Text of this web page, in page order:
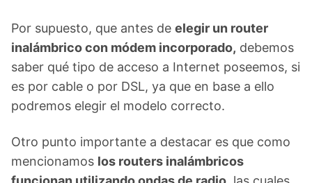
Por supuesto, que antes de elegir un router
inalámbrico con módem incorporado, debemos
saber qué tipo de acceso a Internet poseemos, si
es por cable o por DSL, ya que en base a ello
podremos elegir el modelo correcto.
Otro punto importante a destacar es que como
mencionamos los routers inalámbricos